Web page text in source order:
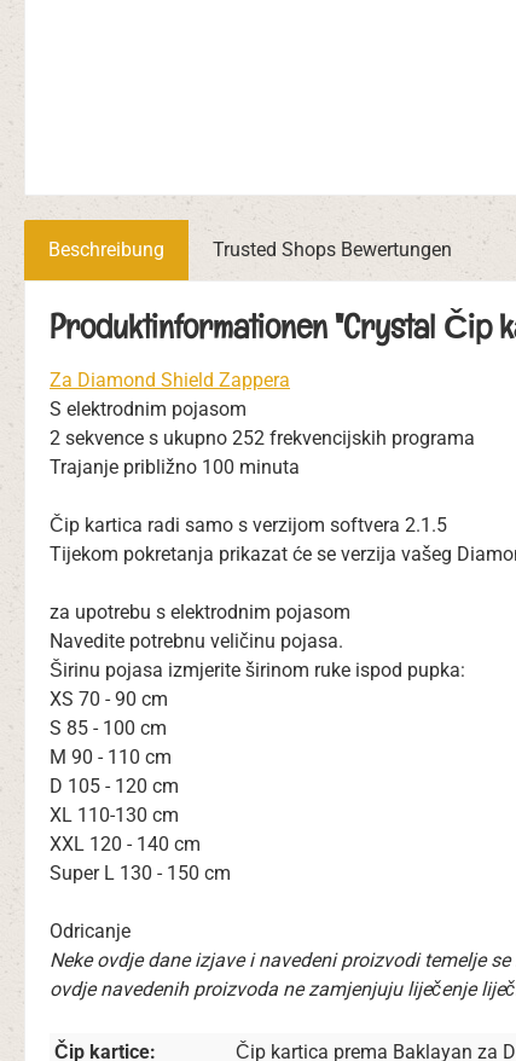
Beschreibung Trusted Shops Bewertungen
Produktinformationen "Crystal Čip
Za Diamond Shield Zappera
S elektrodnim pojasom
2 sekvence s ukupno 252 frekvencijskih programa
Trajanje približno 100 minuta
Čip kartica radi samo s verzijom softvera 2.1.5
Tijekom pokretanja prikazat će se verzija vašeg
za upotrebu s elektrodnim pojasom
Navedite potrebnu veličinu pojasa.
Širinu pojasa izmjerite širinom ruke ispod pupka:
XS 70 - 90 cm
S 85 - 100 cm
M 90 - 110 cm
D 105 - 120 cm
XL 110-130 cm
XXL 120 - 140 cm
Super L 130 - 150 cm
Odricanje
Neke ovdje dane izjave i navedeni proizvodi temelje
ovdje navedenih proizvoda ne zamjenjuju liječenje
Čip kartice: Čip kartica prema Baklayan za